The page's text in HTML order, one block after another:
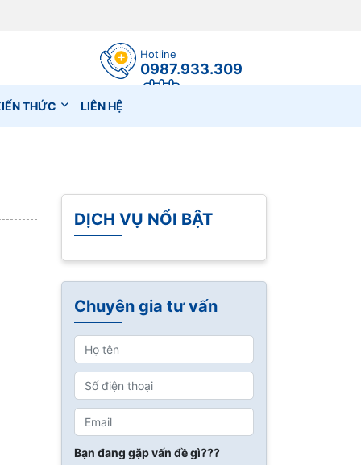
Hotline
0987.933.309
THỨC LIÊN HỆ
DỊCH VỤ NỔI BẬT
Chuyên gia tư vấn
Bạn đang gặp vấn đề gì???